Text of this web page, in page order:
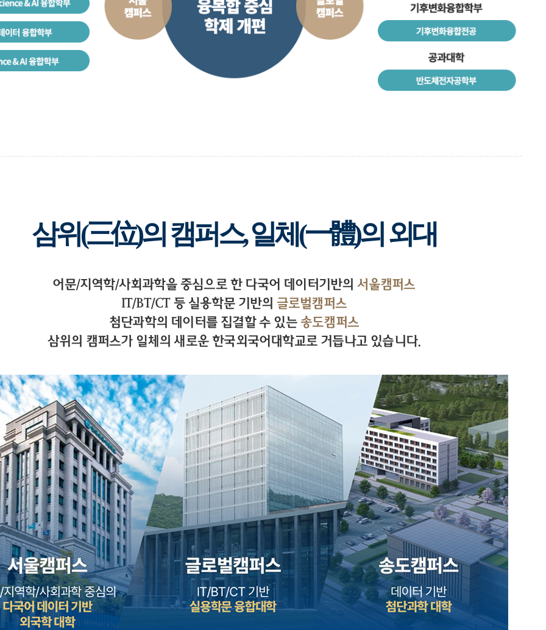
삼위(三位)의 캠퍼스, 일체(一體)의 외대
어문/지역학/사회과학을 중심으로 한 다국어 데이터기반의 서울캠퍼스
IT/BT/CT 등 실용학문 기반의 글로벌캠퍼스
첨단과학의 데이터를 집결할 수 있는 송도캠퍼스
삼위의 캠퍼스가 일체의 새로운 한국외국어대학교로 거듭나고 있습니다.